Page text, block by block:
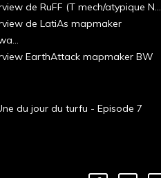
de RuFF (T mech/atypique N...
de LatiAs mapmaker
EarthAttack mapmaker BW
du jour du turfu - Episode 7